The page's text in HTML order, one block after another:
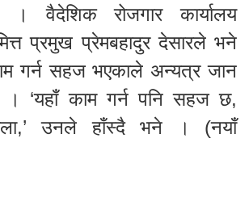
। वैदेशिक रोजगार कार्यालय
प्रमुख प्रेमबहादुर देसारले भने
गर्न सहज भएकाले अन्यत्र जान
। ‘यहाँ काम गर्न पनि सहज छ,
उनले हाँस्दै भने । (नयाँ